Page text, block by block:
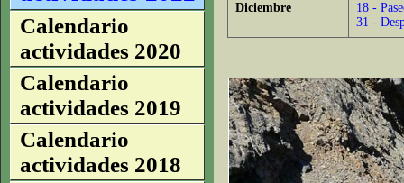
Calendario
actividades 2020
Calendario
actividades 2019
Calendario
actividades 2018
Diciembre
18 -
31 -